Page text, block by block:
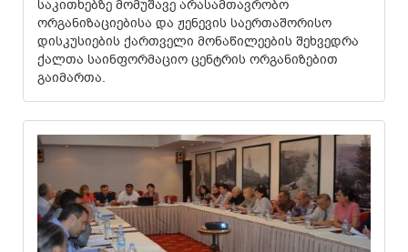
საკითხებზე მომუშავე არასამთავრობო
ორგანიზაციებისა და ჟენევის საერთაშორისო
დისკუსიების ქართველი მონაწილეების შეხვედრა
ქალთა საინფორმაციო ცენტრის ორგანიზებით
გაიმართა.